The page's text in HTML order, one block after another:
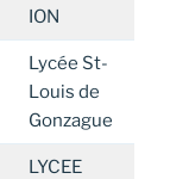
ION
Lycée St-
Louis de
Gonzague
LYCEE